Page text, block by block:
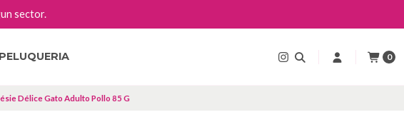
0
sector.
Délice Gato Adulto Pollo 85 G